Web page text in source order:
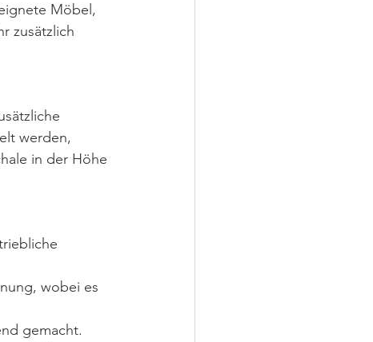
Möbel,
zusätzlich
werden,
in der Höhe
wobei es
gemacht.